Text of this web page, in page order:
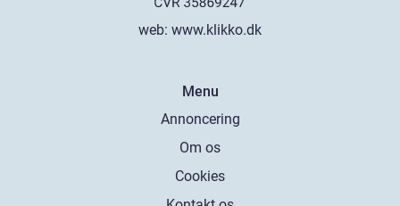
web: www.klikko.dk
Menu
Annoncering
Om os
Cookies